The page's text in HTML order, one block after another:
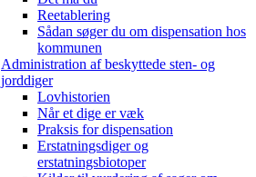
Reetablering
Sådan søger du om dispensation hos
kommunen
Administration af beskyttede sten- og
jorddiger
Lovhistorien
Når et dige er væk
Praksis for dispensation
Erstatningsdiger og
erstatningsbiotoper